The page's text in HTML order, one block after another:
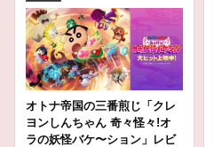
オトナ帝国の三番煎じ「クレ
ヨンしんちゃん 奇々怪々!オ
ラの妖怪バケ〜ション」レビ